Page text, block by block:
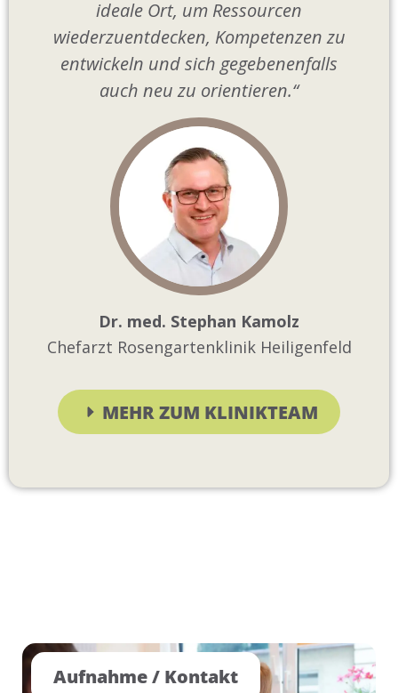
ideale Ort, um Ressourcen
wiederzuentdecken, Kompetenzen zu
entwickeln und sich gegebenenfalls
auch neu zu orientieren.“
Dr. med. Stephan Kamolz
Chefarzt Rosengartenklinik Heiligenfeld
MEHR ZUM KLINIKTEAM
Aufnahme / Kontakt